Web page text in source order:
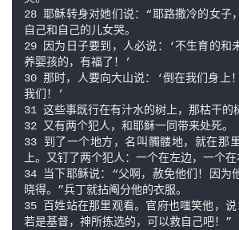
28 耶稣转身对她们说：“耶路撒冷的女子
自己和自己的儿女哭。
29 因为日子要到，人必说：‘不生育的和
养婴孩的，有福了！’
30 那时，人要向大山说：‘倒在我们身上
我们！’
31 这些事既行在有汁水的树上，那枯干的
32 又有两个犯人，和耶稣一同带来处死。
33 到了一个地方，名叫髑髅地，就在那
上。又钉了两个犯人：一个在左边，一个在
34 当下耶稣说：“父啊，赦免他们！因为
晓得。”兵丁就拈阄分他的衣服。
35 百姓站在那里观看。官府也嗤笑他，
若是基督，神所拣选的，可以救自己吧！”